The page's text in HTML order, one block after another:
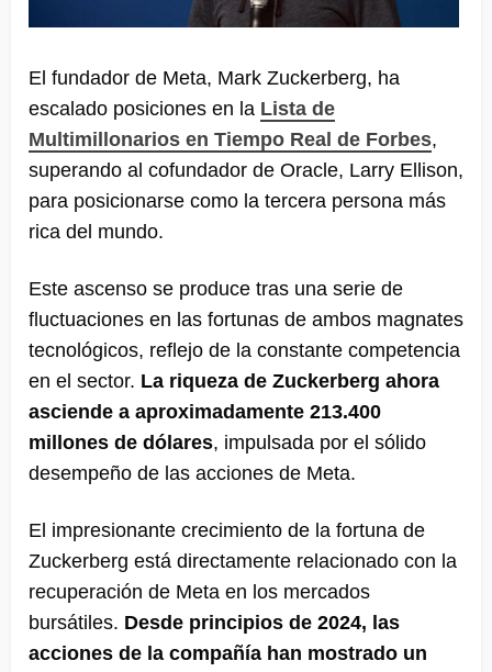
El fundador de Meta, Mark Zuckerberg, ha
escalado posiciones en la Lista de
Multimillonarios en Tiempo Real de Forbes,
superando al cofundador de Oracle, Larry Ellison,
para posicionarse como la tercera persona más
rica del mundo.
Este ascenso se produce tras una serie de
fluctuaciones en las fortunas de ambos magnates
tecnológicos, reflejo de la constante competencia
en el sector. La riqueza de Zuckerberg ahora
asciende a aproximadamente 213.400
millones de dólares, impulsada por el sólido
desempeño de las acciones de Meta.
El impresionante crecimiento de la fortuna de
Zuckerberg está directamente relacionado con la
recuperación de Meta en los mercados
bursátiles. Desde principios de 2024, las
acciones de la compañía han mostrado un